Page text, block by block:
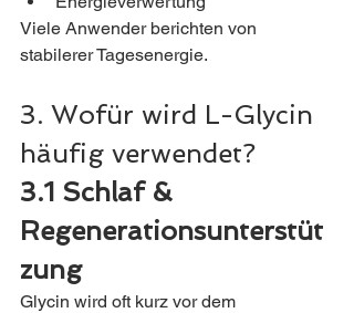
Viele Anwender berichten von
stabilerer Tagesenergie.
3. Wofür wird L-Glycin
häufig verwendet?
3.1 Schlaf &
Regenerationsunterstüt
zung
Glycin wird oft kurz vor dem